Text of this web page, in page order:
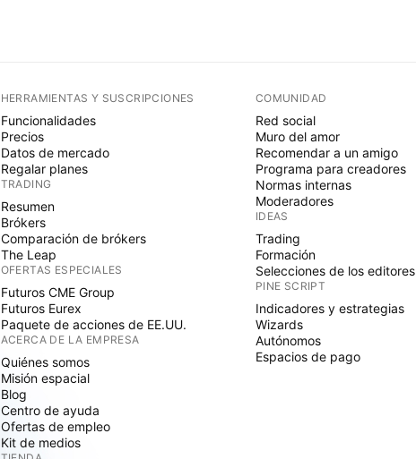
HERRAMIENTAS Y SUSCRIPCIONES
Funcionalidades
Precios
Datos de mercado
Regalar planes
TRADING
Resumen
Brókers
Comparación de brókers
The Leap
OFERTAS ESPECIALES
Futuros CME Group
Futuros Eurex
Paquete de acciones de EE.UU.
ACERCA DE LA EMPRESA
Quiénes somos
Misión espacial
Blog
Centro de ayuda
Ofertas de empleo
Kit de medios
COMUNIDAD
Red social
Muro del amor
Recomendar a un amigo
Programa para creadores
Normas internas
Moderadores
IDEAS
Trading
Formación
Selecciones de los editores
PINE SCRIPT
Indicadores y estrategias
Wizards
Autónomos
Espacios de pago